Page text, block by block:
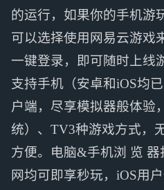
的运行，如果你的手机游
可以选择使用网易云游戏
一键登录，即可随时上线
支持手机（安卓和iOS均
户端，尽享模拟器般体验
统）、TV3种游戏方式，
方便。电脑&手机浏 览
网均可即享秒玩，iOS用